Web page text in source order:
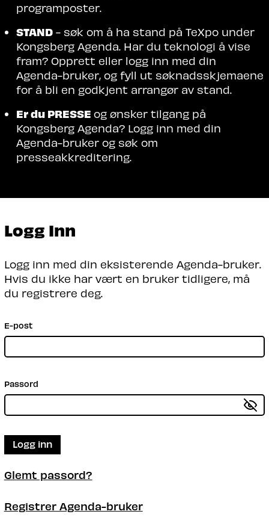
programposter.
STAND- søk om å ha stand på TeXpo under
Kongsberg Agenda. Har du teknologi å vise
fram? Opprett eller logg inn med din
Agenda-bruker, og fyll ut søknadsskjemaene
for å bli en godkjent arrangør av stand.
Er du PRESSE og ønsker tilgang på
Kongsberg Agenda? Logg inn med din
Agenda-bruker og søk om
presseakkreditering.
Logg Inn
Logg inn med din eksisterende Agenda-bruker.
Hvis du ikke har vært en bruker tidligere, må
du registrere deg.
E-post
Passord
Logg inn
Glemt passord?
Registrer Agenda-bruker